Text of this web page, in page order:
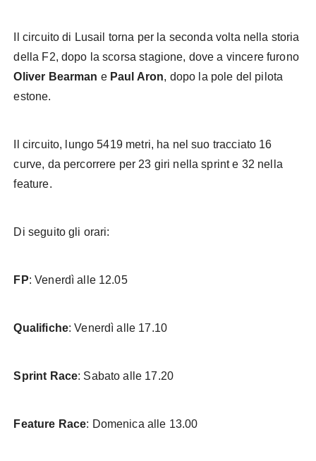
Il circuito di Lusail torna per la seconda volta nella storia
della F2, dopo la scorsa stagione, dove a vincere furono
Oliver Bearman e Paul Aron, dopo la pole del pilota
estone.
Il circuito, lungo 5419 metri, ha nel suo tracciato 16
curve, da percorrere per 23 giri nella sprint e 32 nella
feature.
Di seguito gli orari:
FP: Venerdì alle 12.05
Qualifiche: Venerdì alle 17.10
Sprint Race: Sabato alle 17.20
Feature Race: Domenica alle 13.00